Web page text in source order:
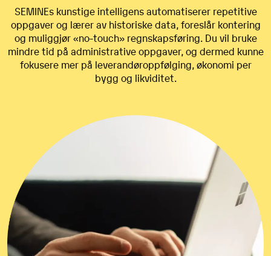
SEMINEs kunstige intelligens automatiserer repetitive
oppgaver og lærer av historiske data, foreslår kontering
og muliggjør «no-touch» regnskapsføring. Du vil bruke
mindre tid på administrative oppgaver, og dermed kunne
fokusere mer på leverandøroppfølging, økonomi per
bygg og likviditet.